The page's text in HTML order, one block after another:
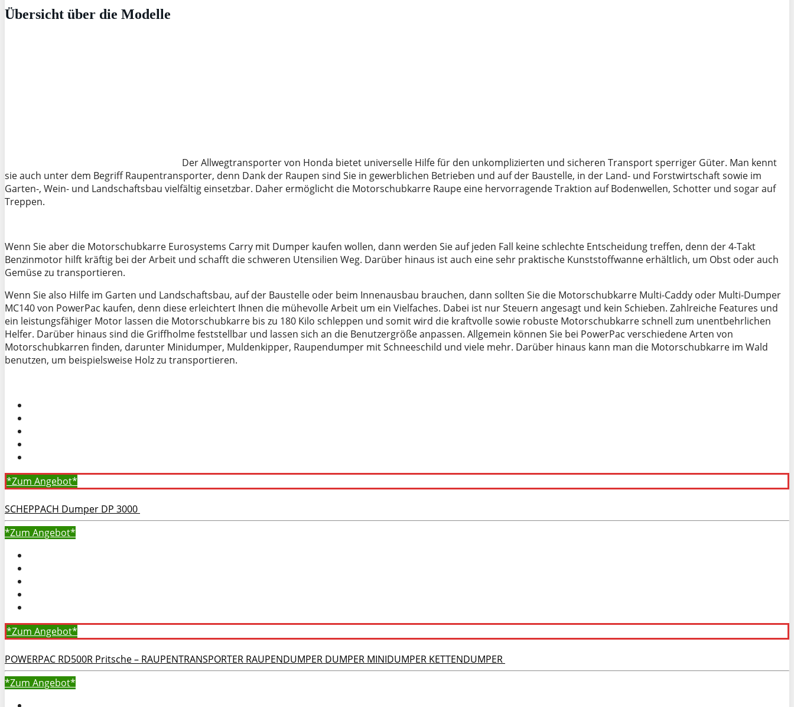
Übersicht über die Modelle
Der Allwegtransporter von Honda bietet universelle Hilfe für den unkomplizierten und sicheren Transport sperriger Güter. Man kennt
sie auch unter dem Begriff Raupentransporter, denn Dank der Raupen sind Sie in gewerblichen Betrieben und auf der Baustelle, in der Land- und Forstwirtschaft sowie im
Garten-, Wein- und Landschaftsbau vielfältig einsetzbar. Daher ermöglicht die Motorschubkarre Raupe eine hervorragende Traktion auf Bodenwellen, Schotter und sogar auf
Treppen.
Wenn Sie aber die Motorschubkarre Eurosystems Carry mit Dumper kaufen wollen, dann werden Sie auf jeden Fall keine schlechte Entscheidung treffen, denn der 4-Takt
Benzinmotor hilft kräftig bei der Arbeit und schafft die schweren Utensilien Weg. Darüber hinaus ist auch eine sehr praktische Kunststoffwanne erhältlich, um Obst oder auch
Gemüse zu transportieren.
Wenn Sie also Hilfe im Garten und Landschaftsbau, auf der Baustelle oder beim Innenausbau brauchen, dann sollten Sie die Motorschubkarre Multi-Caddy oder Multi-Dumper
MC140 von PowerPac kaufen, denn diese erleichtert Ihnen die mühevolle Arbeit um ein Vielfaches. Dabei ist nur Steuern angesagt und kein Schieben. Zahlreiche Features und
ein leistungsfähiger Motor lassen die Motorschubkarre bis zu 180 Kilo schleppen und somit wird die kraftvolle sowie robuste Motorschubkarre schnell zum unentbehrlichen
Helfer. Darüber hinaus sind die Griffholme feststellbar und lassen sich an die Benutzergröße anpassen. Allgemein können Sie bei PowerPac verschiedene Arten von
Motorschubkarren finden, darunter Minidumper, Muldenkipper, Raupendumper mit Schneeschild und viele mehr. Darüber hinaus kann man die Motorschubkarre im Wald
benutzen, um beispielsweise Holz zu transportieren.
*Zum Angebot*
SCHEPPACH Dumper DP 3000
*Zum Angebot*
*Zum Angebot*
POWERPAC RD500R Pritsche – RAUPENTRANSPORTER RAUPENDUMPER DUMPER MINIDUMPER KETTENDUMPER
*Zum Angebot*